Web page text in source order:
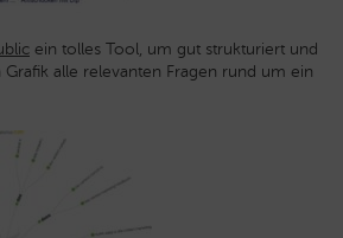
ein tolles Tool, um gut strukturiert und
alle relevanten Fragen rund um ein